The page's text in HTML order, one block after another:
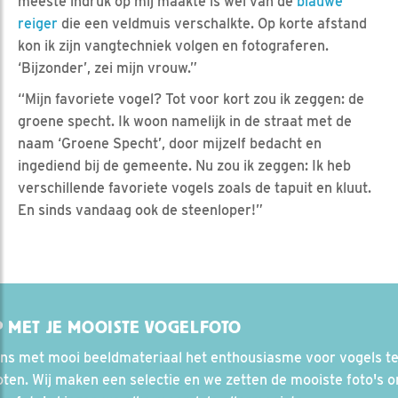
reiger die een veldmuis verschalkte. Op korte afstand
kon ik zijn vangtechniek volgen en fotograferen.
‘Bijzonder’, zei mijn vrouw.”
“Mijn favoriete vogel? Tot voor kort zou ik zeggen: de
groene specht. Ik woon namelijk in de straat met de
naam ‘Groene Specht’, door mijzelf bedacht en
ingediend bij de gemeente. Nu zou ik zeggen: Ik heb
verschillende favoriete vogels zoals de tapuit en kluut.
En sinds vandaag ook de steenloper!”
MET JE MOOISTE VOGELFOTO
met mooi beeldmateriaal het enthousiasme voor vogels te
Wij maken een selectie en we zetten de mooiste foto's